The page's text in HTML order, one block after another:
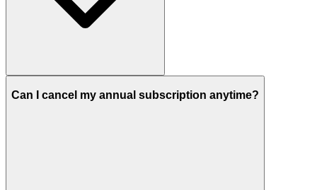
Can I cancel my annual subscription anytime?